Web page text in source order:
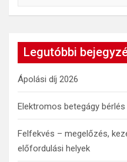
a
h
Legutóbbi
Ápolási díj 2026
Elektromos betegágy
Felfekvés – megelőzés,
előfordulási helyek